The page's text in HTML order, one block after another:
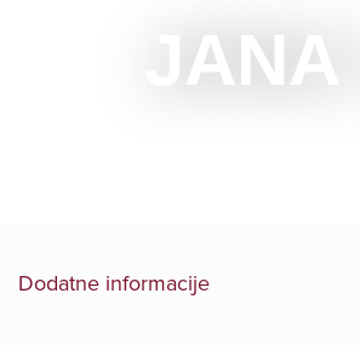
JANA 1
Dodatne informacije